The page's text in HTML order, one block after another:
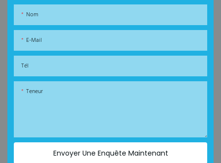
Nom
E-Mail
Tél
Teneur
Envoyer Une Enquête Maintenant